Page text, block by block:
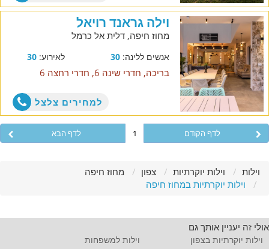
וילה גראנד רויאל
מחוז חיפה, דלית אל כרמל
אנשים ללינה:30 לאירוע:30
בריכה, חדרי שינה 6, חדרי רחצה 6
למחירים צלצל
לדף הקודם 1 לדף הבא
וילות וילות יוקרתיות צפון
מחוז חיפה
וילות יוקרתיות במחוז חיפה
אולי זה יעניין אותך גם
וילות יוקרתיות בצפון
וילות למשפחות